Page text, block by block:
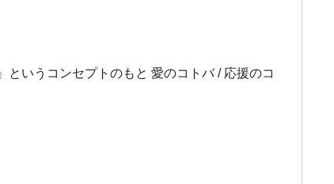
いうコンセプトのもと 愛のコトバ / 応援のコ